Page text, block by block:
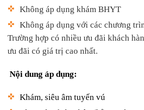
Không áp dụng khám BHYT
Không áp dụng với các chương
Trường hợp có nhiều ưu đãi khách
ưu đãi có giá trị cao nhất.
Nội dung áp dụng:
Khám, siêu âm tuyến vú